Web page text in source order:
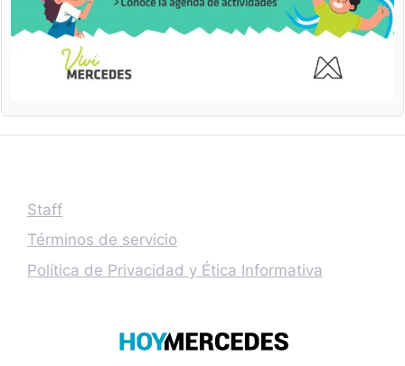
Staff
Términos de servicio
Política de Privacidad y Ética Informativa